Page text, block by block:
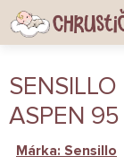
Ugrás
fő
ASPEN
Márka: Sensillo